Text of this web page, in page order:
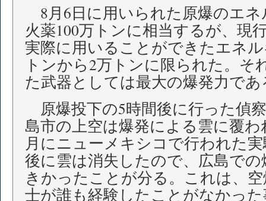
8月6日に用いられた原爆のエネ
火薬100万トンに相当するが、現
実際に用いることができたエネ
トンから2万トンに限られた。そ
た武器としては最大の爆発力であ
原爆投下の5時間後に行った偵
島市の上空は爆発による雲に覆
月にニューメキシコで行われた
後に雲は消失したので、広島で
きかったことが分る。これは、
士が誰も経験したことがなかっ